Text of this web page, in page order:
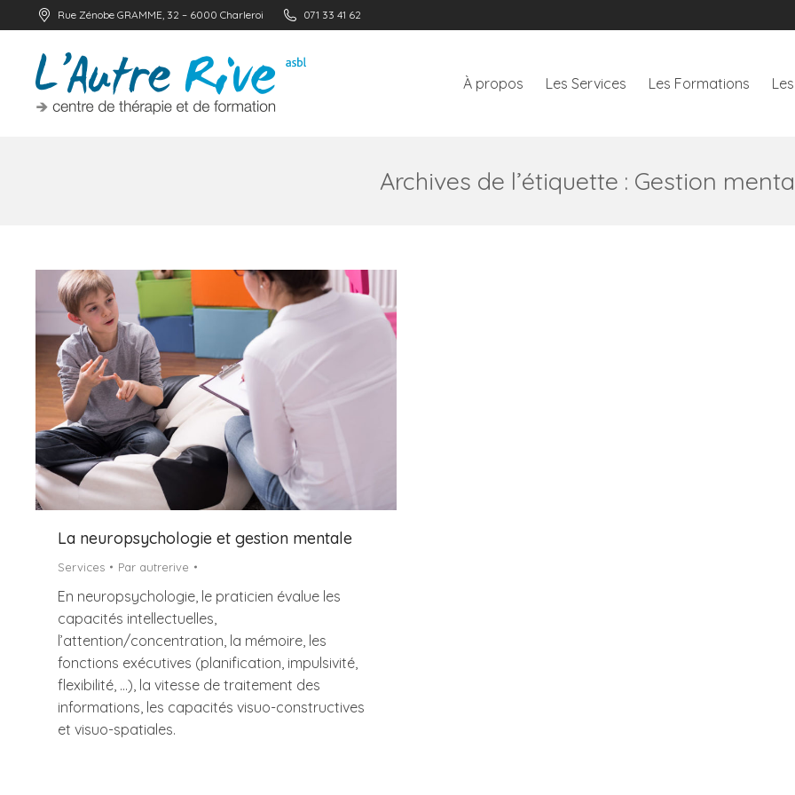
Rue Zénobe GRAMME, 32 – 6000 Charleroi 071 33 41 62
À propos Les Services Les Formations
Archives de l’étiquette : Gestion
La neuropsychologie et gestion mentale
Services Par autrerive
En neuropsychologie, le praticien évalue les
capacités intellectuelles,
l’attention/concentration, la mémoire, les
fonctions exécutives (planification, impulsivité,
flexibilité, …), la vitesse de traitement des
informations, les capacités visuo-constructives
et visuo-spatiales.
À propos Les Services Les Formations